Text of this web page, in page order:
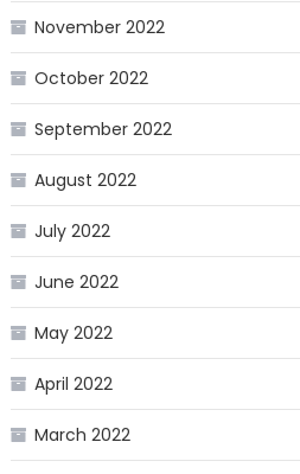
November 2022
October 2022
September 2022
August 2022
July 2022
June 2022
May 2022
April 2022
March 2022